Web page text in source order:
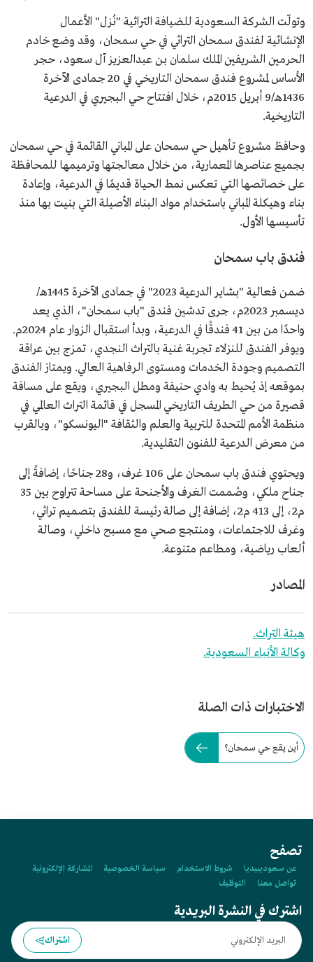
وتولّت الشركة السعودية للضيافة التراثية "نُزل" الأعمال
الإنشائية لفندق سمحان التراثي في حي سمحان، وقد وضع خادم
الحرمين الشريفين الملك سلمان بن عبدالعزيز آل سعود، حجر
الأساس لمشروع فندق سمحان التاريخي في 20 جمادى الآخرة
1436هـ/9 أبريل 2015م، خلال افتتاح حي البجيري في الدرعية
التاريخية.
وحافظ مشروع تأهيل حي سمحان على المباني القائمة في حي سمحان
بجميع عناصرها المعمارية، من خلال معالجتها وترميمها للمحافظة
على خصائصها التي تعكس نمط الحياة قديمًا في الدرعية، وإعادة
بناء وهيكلة المباني باستخدام مواد البناء الأصيلة التي بنيت بها منذ
تأسيسها الأول.
فندق باب سمحان
ضمن فعالية "بشاير الدرعية 2023" في جمادى الآخرة 1445هـ/
ديسمبر 2023م، جرى تدشين فندق "باب سمحان"، الذي يعد
واحدًا من بين 41 فندقًا في الدرعية، وبدأ استقبال الزوار عام 2024م.
ويوفر الفندق للنزلاء تجربة غنية بالتراث النجدي، تمزج بين عراقة
التصميم وجودة الخدمات ومستوى الرفاهية العالي. ويمتاز الفندق
بموقعه إذ يُحيط به وادي حنيفة ومطل البجيري، ويقع على مسافة
قصيرة من حي الطريف التاريخي المسجل في قائمة التراث العالمي في
منظمة الأمم المتحدة للتربية والعلم والثقافة "اليونسكو"، وبالقرب
من معرض الدرعية للفنون التقليدية.
ويحتوي فندق باب سمحان على 106 غرف، و28 جناحًا، إضافةً إلى
جناح ملكي، وصُممت الغرف والأجنحة على مساحة تتراوح بين 35
م2، إلى 413 م2، إضافة إلى صالة رئيسة للفندق بتصميم تراثي،
وغرف للاجتماعات، ومنتجع صحي مع مسبح داخلي، وصالة
ألعاب رياضية، ومطاعم متنوعة.
المصادر
هيئة التراث.
وكالة الأنباء السعودية.
الاختبارات ذات الصلة
أين يقع حي سمحان؟
تصفح
عن سعوديبيديا شروط الاستخدام سياسة الخصوصية
المشاركة الإلكترونية
تواصل معنا
التوظيف
اشترك في النشرة البريدية
اشتراك